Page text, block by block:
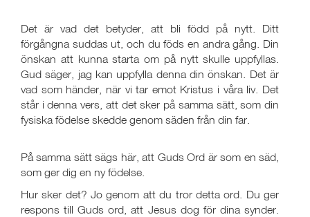
Det är vad det betyder, att bli född på nytt. Ditt
förgångna suddas ut, och du föds en andra gång. Din
önskan att kunna starta om på nytt skulle uppfyllas.
Gud säger, jag kan uppfylla denna din önskan. Det är
vad som händer, när vi tar emot Kristus i våra liv. Det
står i denna vers, att det sker på samma sätt, som din
fysiska födelse skedde genom säden från din far.
På samma sätt sägs här, att Guds Ord är som en säd,
som ger dig en ny födelse.
Hur sker det? Jo genom att du tror detta ord. Du ger
respons till Guds ord, att Jesus dog för dina synder.